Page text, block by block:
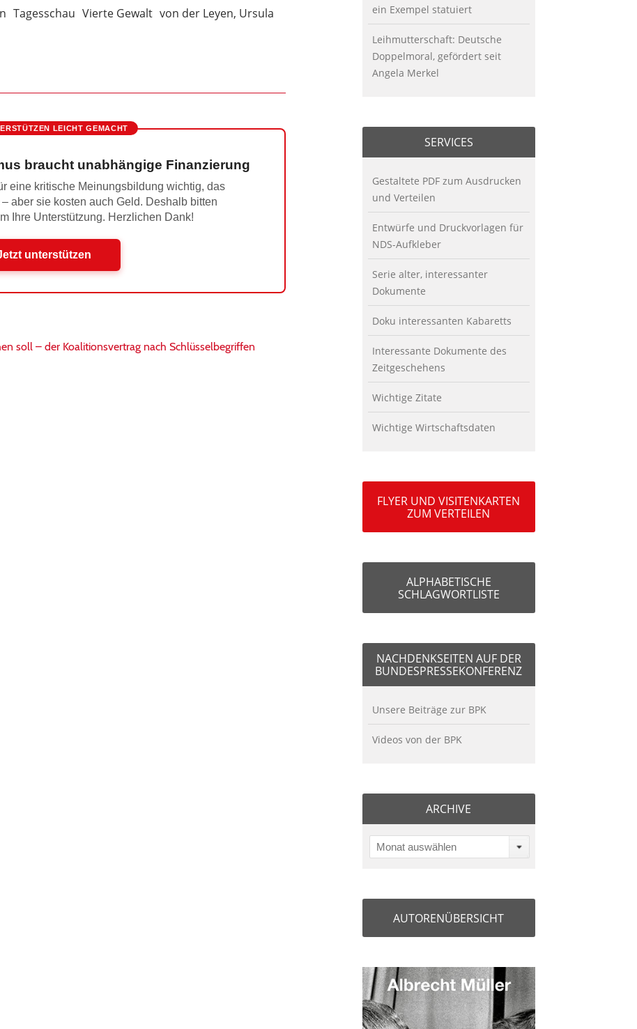
Tagesschau Vierte Gewalt von der Leyen, Ursula
LEICHT GEMACHT
braucht unabhängige Finanzierung
eine kritische Meinungsbildung wichtig, das
aber sie kosten auch Geld. Deshalb bitten
Ihre Unterstützung. Herzlichen Dank!
unterstützen
soll – der Koalitionsvertrag nach Schlüsselbegriffen
ein Exempel statuiert
Leihmutterschaft: Deutsche
Doppelmoral, gefördert seit
Angela Merkel
SERVICES
Gestaltete PDF zum Ausdrucken
und Verteilen
Entwürfe und Druckvorlagen für
NDS-Aufkleber
Serie alter, interessanter
Dokumente
Doku interessanten Kabaretts
Interessante Dokumente des
Zeitgeschehens
Wichtige Zitate
Wichtige Wirtschaftsdaten
FLYER UND VISITENKARTEN
ZUM VERTEILEN
ALPHABETISCHE
SCHLAGWORTLISTE
NACHDENKSEITEN AUF DER
BUNDESPRESSEKONFERENZ
Unsere Beiträge zur BPK
Videos von der BPK
ARCHIVE
Monat auswählen
AUTORENÜBERSICHT